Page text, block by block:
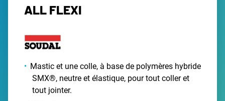
ALL FLEXI
Mastic et une colle, à base de polymères hybride
SMX®, neutre et élastique, pour tout coller et
tout jointer.